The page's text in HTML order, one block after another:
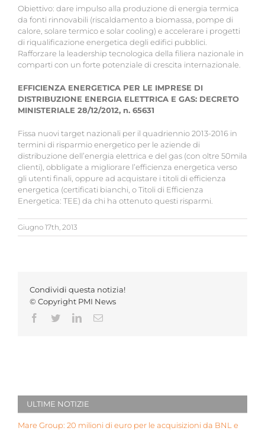
Obiettivo: dare impulso alla produzione di energia termica
da fonti rinnovabili (riscaldamento a biomassa, pompe di
calore, solare termico e solar cooling) e accelerare i progetti
di riqualificazione energetica degli edifici pubblici.
Rafforzare la leadership tecnologica della filiera nazionale in
comparti con un forte potenziale di crescita internazionale.
EFFICIENZA ENERGETICA PER LE IMPRESE DI
DISTRIBUZIONE ENERGIA ELETTRICA E GAS: DECRETO
MINISTERIALE 28/12/2012, n. 65631
Fissa nuovi target nazionali per il quadriennio 2013-2016 in
termini di risparmio energetico per le aziende di
distribuzione dell’energia elettrica e del gas (con oltre 50mila
clienti), obbligate a migliorare l’efficienza energetica verso
gli utenti finali, oppure ad acquistare i titoli di efficienza
energetica (certificati bianchi, o Titoli di Efficienza
Energetica: TEE) da chi ha ottenuto questi risparmi.
Giugno 17th, 2013
Condividi questa notizia!
© Copyright PMI News
Facebook
TwitterLinkedInEmail
ULTIME NOTIZIE
Mare Group: 20 milioni di euro per le acquisizioni da BNL e